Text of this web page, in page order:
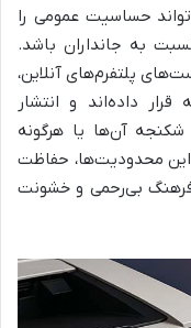
حساسیت عمومی را
به جانداران باشد.
پلتفرم‌های آنلاین،
داده‌اند و انتشار
شکنجه آن‌ها یا هرگونه
محدودیت‌ها، حفاظت
فرهنگ بی‌رحمی و خشونت